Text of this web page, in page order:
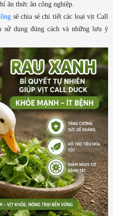
ăn thức ăn công nghiệp.
sẽ chia sẻ chi tiết các loại vịt Call
sử dụng đúng cách và những lưu ý